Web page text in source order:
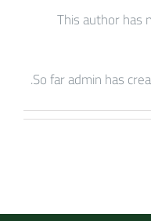
This author has
So far admin has